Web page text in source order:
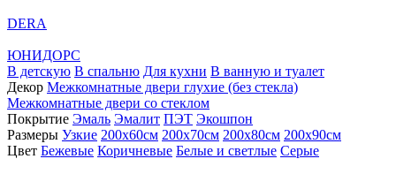
DERA
ЮНИДОРС
В детскую В спальню Для кухни В ванную и туалет
Декор Межкомнатные двери глухие (без стекла)
Межкомнатные двери со стеклом
Покрытие Эмаль Эмалит ПЭТ Экошпон
Размеры Узкие 200x60см 200x70см 200х80см 200х90см
Цвет Бежевые Коричневые Белые и светлые Серые